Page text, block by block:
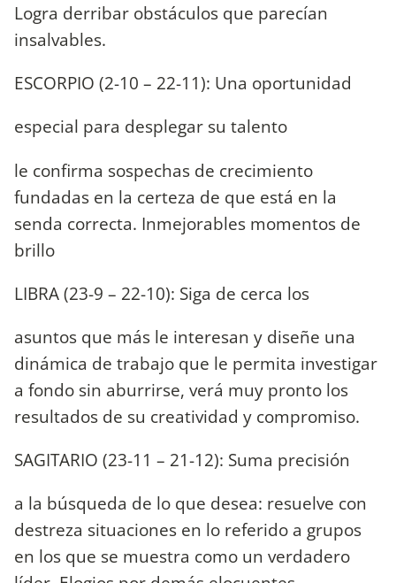
Logra derribar obstáculos que parecían
insalvables.
ESCORPIO (2-10 – 22-11): Una oportunidad
especial para desplegar su talento
le confirma sospechas de crecimiento
fundadas en la certeza de que está en la
senda correcta. Inmejorables momentos de
brillo
LIBRA (23-9 – 22-10): Siga de cerca los
asuntos que más le interesan y diseñe una
dinámica de trabajo que le permita investigar
a fondo sin aburrirse, verá muy pronto los
resultados de su creatividad y compromiso.
SAGITARIO (23-11 – 21-12): Suma precisión
a la búsqueda de lo que desea: resuelve con
destreza situaciones en lo referido a grupos
en los que se muestra como un verdadero